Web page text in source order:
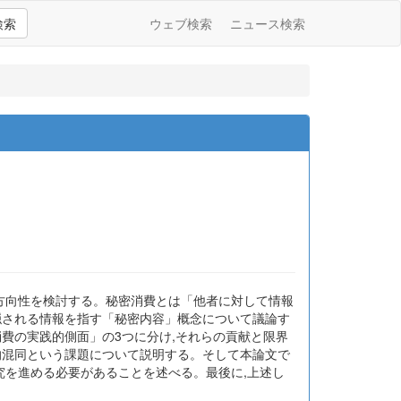
索 ウェブ検索 ニュース検索
性を検討する。秘密消費とは「他者に対して情報
れる情報を指す「秘密内容」概念について議論す
の実践的側面」の3つに分け,それらの貢献と限界
同という課題について説明する。そして本論文で
進める必要があることを述べる。最後に,上述し